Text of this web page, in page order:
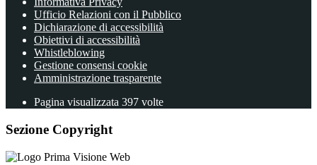
Ufficio Relazioni con il Pubblico
Dichiarazione di accessibilità
Obiettivi di accessibilità
Whistleblowing
Gestione consensi cookie
Amministrazione trasparente
Pagina visualizzata 397 volte
Sezione Copyright